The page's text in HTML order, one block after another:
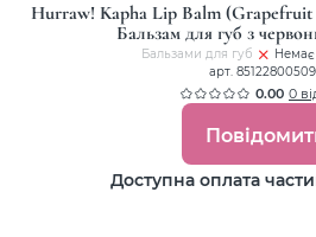
Hurraw! Kapha Lip Balm (Grapefruit
Бальзам для губ з
Бальзами для губ
Немає
арт.
0.00 0
Доступна оплата